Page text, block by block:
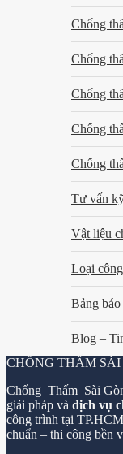
Chống
Chống
Chống
Chống
Chống
Tư vấn
Vật liệu
Loại
Bảng
Blog –
CHỐNG THẤM SÀI
Chống Thấm Sài
giải pháp và dịch vụ
công trình tại
chuẩn – thi công bền